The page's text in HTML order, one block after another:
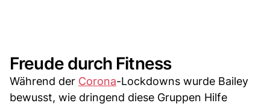
Freude durch Fitness
Während der Corona-Lockdowns wurde Bailey
bewusst, wie dringend diese Gruppen Hilfe